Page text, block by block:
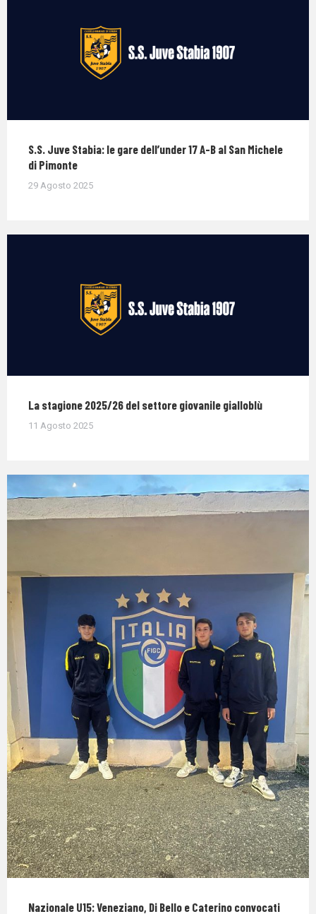
S.S. Juve Stabia: le gare dell’under 17 A-B al San Michele
di Pimonte
29 Agosto 2025
La stagione 2025/26 del settore giovanile gialloblù
11 Agosto 2025
Nazionale U15: Veneziano, Di Bello e Caterino convocati